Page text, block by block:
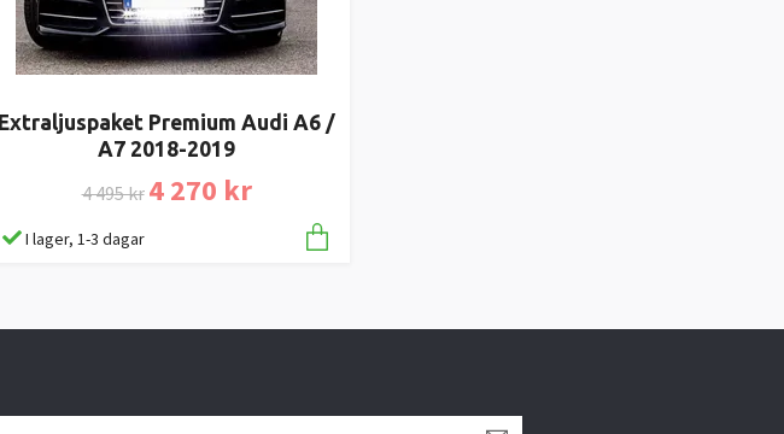
Extraljuspaket Premium Audi A6 /
A7 2018-2019
4 495 kr 4 270 kr
I lager, 1-3 dagar